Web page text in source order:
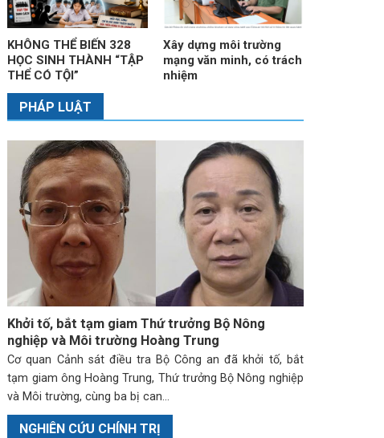
KHÔNG THỂ BIẾN 328
HỌC SINH THÀNH “TẬP
THỂ CÓ TỘI”
Xây dựng môi trường
mạng văn minh, có trách
nhiệm
PHÁP LUẬT
Khởi tố, bắt tạm giam Thứ trưởng Bộ Nông
nghiệp và Môi trường Hoàng Trung
Cơ quan Cảnh sát điều tra Bộ Công an đã khởi tố, bắt
tạm giam ông Hoàng Trung, Thứ trưởng Bộ Nông nghiệp
và Môi trường, cùng ba bị can...
NGHIÊN CỨU CHÍNH TRỊ